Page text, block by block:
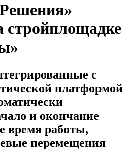
стройплощадке
с
платформой
и окончание
время работы,
перемещения